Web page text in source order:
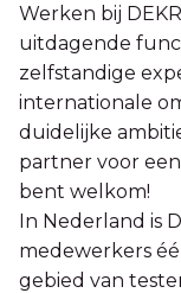
Werken bij
uitdagende
zelfstandige
internationale
duidelijke
partner voor
bent welkom!
In Nederland is
medewerkers
gebied van